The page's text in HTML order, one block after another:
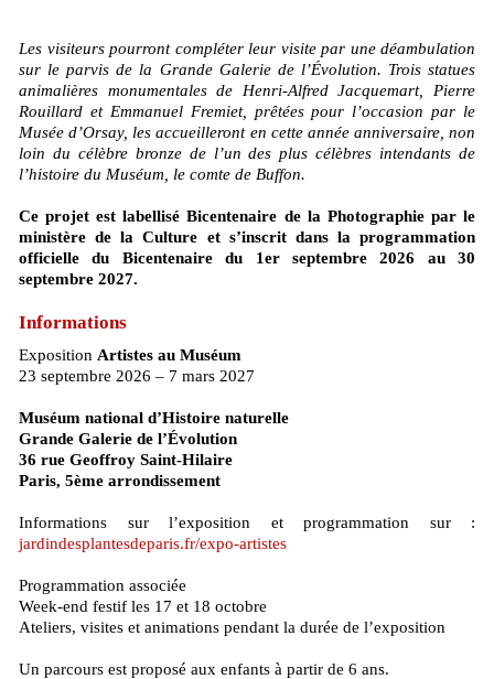
Les visiteurs pourront compléter leur visite par une déambulation
sur le parvis de la Grande Galerie de l’Évolution. Trois statues
animalières monumentales de Henri-Alfred Jacquemart, Pierre
Rouillard et Emmanuel Fremiet, prêtées pour l’occasion par le
Musée d’Orsay, les accueilleront en cette année anniversaire, non
loin du célèbre bronze de l’un des plus célèbres intendants de
l’histoire du Muséum, le comte de Buffon.
Ce projet est labellisé Bicentenaire de la Photographie par le
ministère de la Culture et s’inscrit dans la programmation
officielle du Bicentenaire du 1er septembre 2026 au 30
septembre 2027.
Informations
Exposition Artistes au Muséum
23 septembre 2026 – 7 mars 2027
Muséum national d’Histoire naturelle
Grande Galerie de l’Évolution
36 rue Geoffroy Saint-Hilaire
Paris, 5ème arrondissement
Informations sur l’exposition et programmation sur :
jardindesplantesdeparis.fr/expo-artistes
Programmation associée
Week-end festif les 17 et 18 octobre
Ateliers, visites et animations pendant la durée de l’exposition
Un parcours est proposé aux enfants à partir de 6 ans.